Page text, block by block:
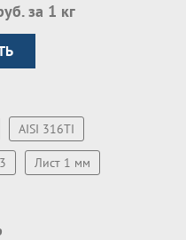
за 1 кг
AISI 316TI
Лист 1 мм